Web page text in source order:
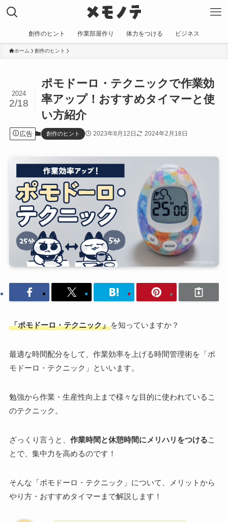
創作のヒント 作業部屋作り 体力をつける ビジネス
ホーム 創作のヒント
ポモドーロ・テクニックで作業効
率アップ！おすすめタイマーと使
い方紹介
2024
2/18
広告 創作のヒント 2023年8月12日 2024年2月18日
「ポモドーロ・テクニック」を知っていますか？
最適な時間配分をして、作業効率を上げる時間管理術を「ポ
モドーロ・テクニック」といいます。
勉強から作業・生産性向上まで様々な目的に使われているこ
のテクニック。
ざっくり言うと、 作業時間と休憩時間にメリハリをつけるこ
とで、集中力を高めるのです！
そんな「ポモドーロ・テクニック」について、メリットから
やり方・おすすめタイマーまで解説します！